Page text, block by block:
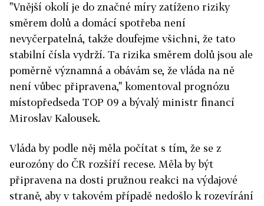
"Vnější okolí je do značné míry zatíženo riziky
směrem dolů a domácí spotřeba není
nevyčerpatelná, takže doufejme všichni, že tato
stabilní čísla vydrží. Ta rizika směrem dolů jsou ale
poměrně významná a obávám se, že vláda na ně
není vůbec připravena," komentoval prognózu
místopředseda TOP 09 a bývalý ministr financí
Miroslav Kalousek.
Vláda by podle něj měla počítat s tím, že se z
eurozóny do ČR rozšíří recese. Měla by být
připravena na dosti pružnou reakci na výdajové
straně, aby v takovém případě nedošlo k rozevírání